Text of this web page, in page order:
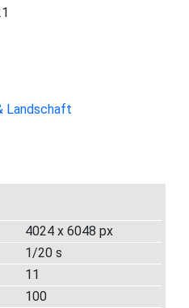
Landschaft
4024 x 6048 px
1/20 s
11
100